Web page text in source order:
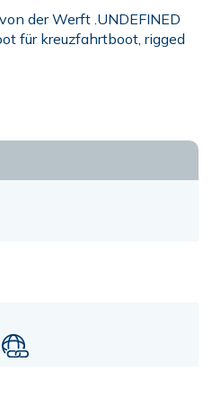
der Werft .UNDEFINED
für kreuzfahrtboot, rigged